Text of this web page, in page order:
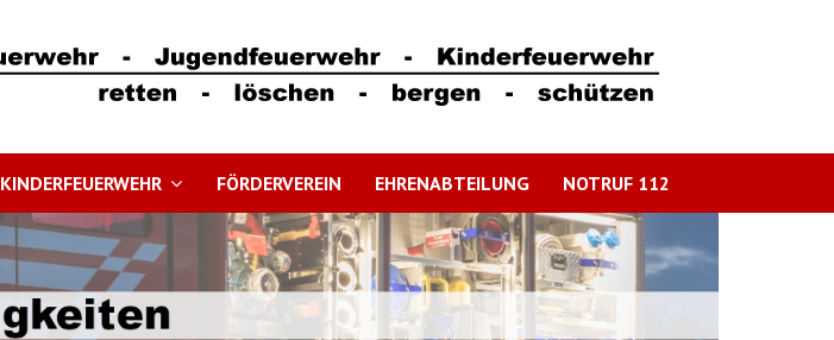
KINDERFEUERWEHR FÖRDERVEREIN EHRENABTEILUNG NOTRUF 112